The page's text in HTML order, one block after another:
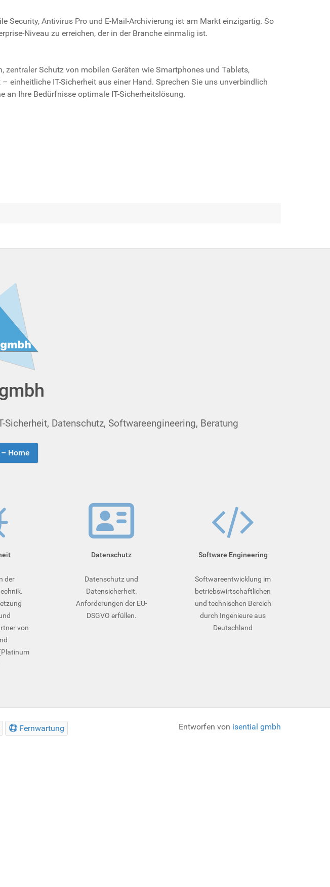
Security, Antivirus Pro und E-Mail-Archivierung ist am Markt einzigartig. So
Niveau zu erreichen, der in der Branche einmalig ist.
Schutz von mobilen Geräten wie Smartphones und Tablets,
einheitliche IT-Sicherheit aus einer Hand. Sprechen Sie uns unverbindlich
an Ihre Bedürfnisse optimale IT-Sicherheitslösung.
Datenschutz, Soft­ware­en­gi­nee­ring, Beratung
Home
der
von
Datenschutz
Datenschutz und
Datensicherheit.
Anforderungen der EU-
DSGVO erfüllen.
Soft­ware­ Engineering
Softwareentwicklung im
betriebswirtschaftlichen
und technischen Bereich
durch Ingenieure aus
Deutschland
Fernwartung Entworfen von isential gmbh